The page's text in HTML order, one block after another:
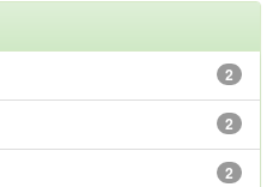
2
2
2